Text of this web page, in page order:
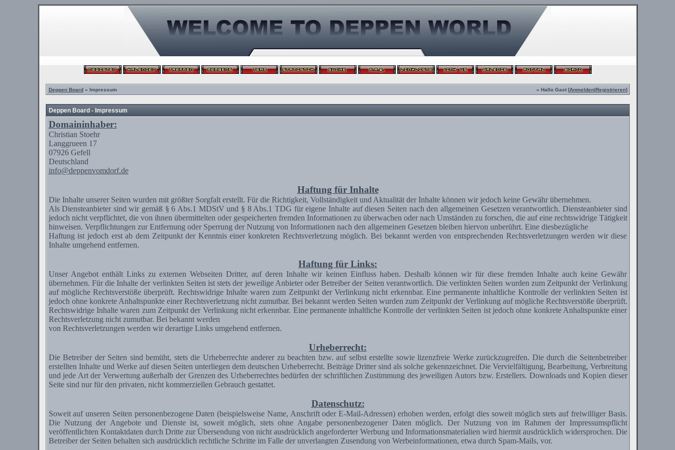
Deppen Board» Impressum » Hallo Gast [Anmelden|Registrieren]
Deppen Board - Impressum
Domaininhaber:
Christian Stoehr
Langgrueen 17
07926 Gefell
Deutschland
info@deppenvomdorf.de
Haftung für Inhalte
Die Inhalte unserer Seiten wurden mit größter Sorgfalt erstellt. Für die Richtigkeit, Vollständigkeit und Aktualität der Inhalte können wir jedoch keine Gewähr übernehmen.
AlsDiensteanbieter sind wir gemäß § 6 Abs.1 MDStV und § 8 Abs.1 TDG für eigene Inhalte auf diesen Seiten nach den allgemeinen Gesetzen verantwortlich. Diensteanbietersind
jedoch nicht verpflichtet, die von ihnen übermittelten oder gespeicherten fremden Informationen zu überwachen oder nach Umständen zu forschen, die auf eine rechtswidrige Tätigkeit
hinweisen. Verpflichtungen zur Entfernung oder Sperrung der Nutzung von Informationen nach den allgemeinen Gesetzen bleiben hiervon unberührt. Eine diesbezügliche
Haftung ist jedoch erst ab dem Zeitpunkt der Kenntnis einer konkreten Rechtsverletzung möglich. Bei bekannt werden von entsprechenden Rechtsverletzungen werden wir diese
Inhalte umgehend entfernen.
Haftung für Links:
Unser Angebot enthält Links zu externen Webseiten Dritter, auf deren Inhalte wir keinen Einfluss haben. Deshalb können wir für diese fremden Inhalte auch keine Gewähr
übernehmen. Für die Inhalte der verlinkten Seiten ist stets der jeweilige Anbieter oder Betreiber der Seiten verantwortlich. Die verlinkten Seiten wurden zum Zeitpunkt der Verlinkung
auf mögliche Rechtsverstöße überprüft. Rechtswidrige Inhalte waren zum Zeitpunkt der Verlinkung nicht erkennbar. Eine permanente inhaltliche Kontrolle der verlinkten Seiten ist
jedoch ohne konkrete Anhaltspunkte einer Rechtsverletzung nicht zumutbar. Bei bekannt werden Seiten wurden zum Zeitpunkt der Verlinkung auf mögliche Rechtsverstöße überprüft.
Rechtswidrige Inhalte waren zum Zeitpunkt der Verlinkung nicht erkennbar. Eine permanente inhaltliche Kontrolle der verlinkten Seiten ist jedoch ohne konkrete Anhaltspunkte einer
Rechtsverletzung nicht zumutbar. Bei bekannt werden
von Rechtsverletzungen werden wir derartige Links umgehend entfernen.
Urheberrecht:
Die Betreiber der Seiten sind bemüht, stets die Urheberrechte anderer zu beachten bzw. auf selbst erstellte sowie lizenzfreie Werke zurückzugreifen. Die durch die Seitenbetreiber
erstellten Inhalte und Werke auf diesen Seiten unterliegen dem deutschen Urheberrecht. Beiträge Dritter sind als solche gekennzeichnet. Die Vervielfältigung, Bearbeitung, Verbreitung
und jede Art der Verwertung außerhalb der Grenzen des Urheberrechtes bedürfen der schriftlichen Zustimmung des jeweiligen Autors bzw.Erstellers. Downloads und Kopien dieser
Seite sind nur für den privaten, nicht kommerziellen Gebrauch gestattet.
Datenschutz:
Soweit auf unseren Seiten personenbezogene Daten (beispielsweise Name, Anschrift oder E-Mail-Adressen) erhoben werden, erfolgt dies soweit möglich stets auf freiwilliger Basis.
Die Nutzung der Angebote und Dienste ist, soweit möglich, stets ohne Angabe personenbezogener Daten möglich. Der Nutzung von im Rahmen der Impressumspflicht
veröffentlichten Kontaktdaten durch Dritte zur Übersendung von nicht ausdrücklich angeforderter Werbung und Informationsmaterialien wird hiermit ausdrücklich widersprochen. Die
Betreiber der Seiten behalten sich ausdrücklich rechtliche Schritte im Falle der unverlangten Zusendung von Werbeinformationen, etwa durch Spam-Mails, vor.